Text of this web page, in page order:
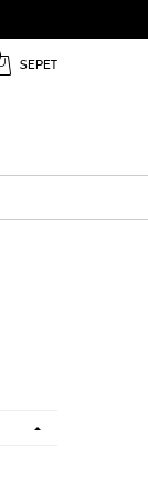
SEPET